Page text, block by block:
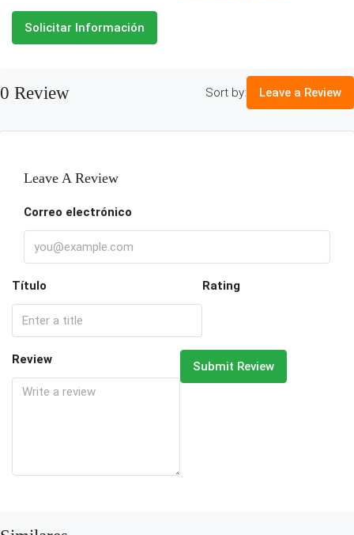
Solicitar Información
0 Review Sort by: Leave a Review
Leave A Review
Correo electrónico
Título Rating
Review Submit Review